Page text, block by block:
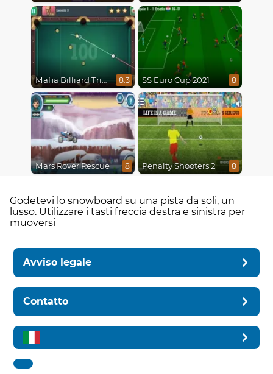
Mafia Billiard Tricks 8.3 SS Euro Cup 2021 8
Mars Rover Rescue 8 Penalty Shooters 2 8
Godetevi lo snowboard su una pista da soli, un
lusso. Utilizzare i tasti freccia destra e sinistra per
muoversi
Avviso legale
Contatto